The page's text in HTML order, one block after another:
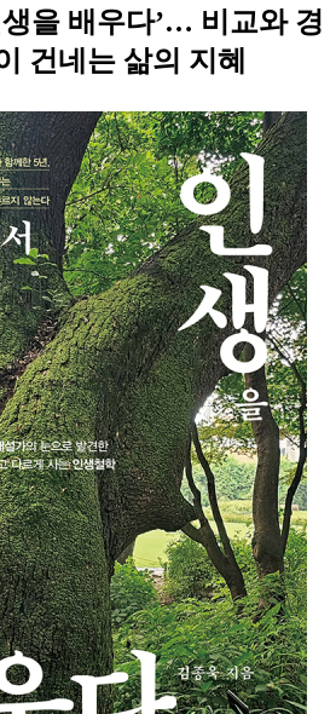
을 배우다’… 비교와 경
건네는 삶의 지혜